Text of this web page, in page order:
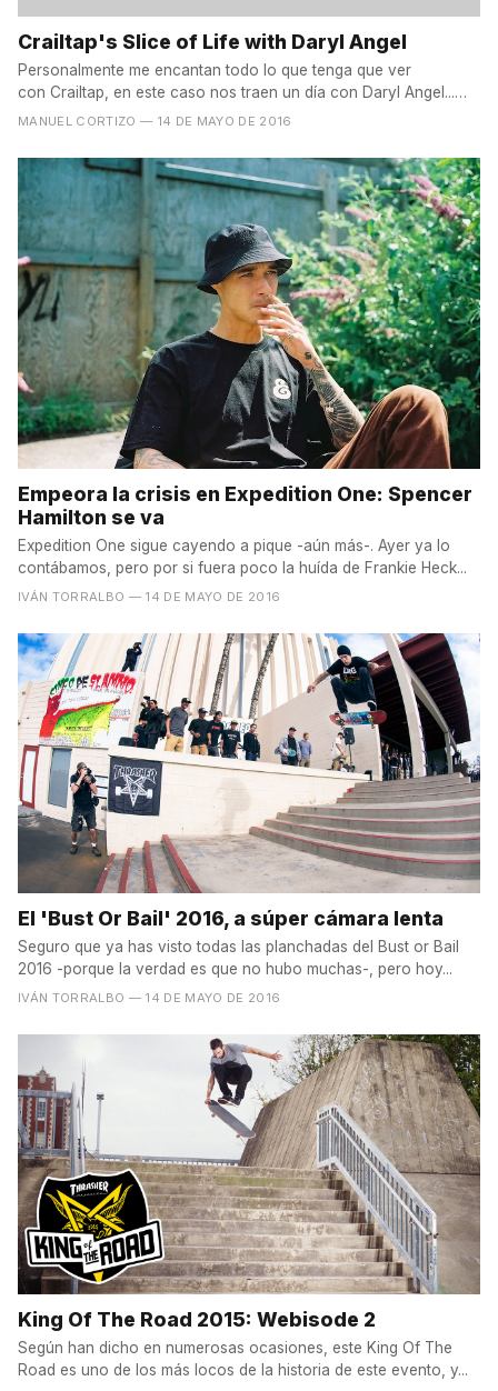
Crailtap's Slice of Life with Daryl Angel
Personalmente me encantan todo lo que tenga que ver
con Crailtap, en este caso nos traen un día con Daryl Angel...
Por...
MANUEL CORTIZO — 14 DE MAYO DE 2016
Empeora la crisis en Expedition One: Spencer
Hamilton se va
Expedition One sigue cayendo a pique -aún más-. Ayer ya lo
contábamos, pero por si fuera poco la huída de Frankie Heck...
IVÁN TORRALBO — 14 DE MAYO DE 2016
El 'Bust Or Bail' 2016, a súper cámara lenta
Seguro que ya has visto todas las planchadas del Bust or Bail
2016 -porque la verdad es que no hubo muchas-, pero hoy...
IVÁN TORRALBO — 14 DE MAYO DE 2016
King Of The Road 2015: Webisode 2
Según han dicho en numerosas ocasiones, este King Of The
Road es uno de los más locos de la historia de este evento, y...